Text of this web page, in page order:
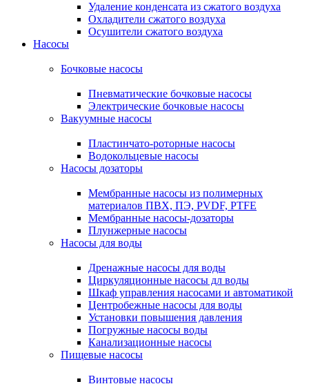
Удаление конденсата из сжатого воздуха
Охладители сжатого воздуха
Осушители сжатого воздуха
Насосы
Бочковые насосы
Пневматические бочковые насосы
Электрические бочковые насосы
Вакуумные насосы
Пластинчато-роторные насосы
Водокольцевые насосы
Насосы дозаторы
Мембранные насосы из полимерных
материалов ПВХ, ПЭ, PVDF, PTFE
Мембранные насосы-дозаторы
Плунжерные насосы
Насосы для воды
Дренажные насосы для воды
Циркуляционные насосы дл воды
Шкаф управления насосами и автоматикой
Центробежные насосы для воды
Установки повышения давления
Погружные насосы воды
Канализационные насосы
Пищевые насосы
Винтовые насосы